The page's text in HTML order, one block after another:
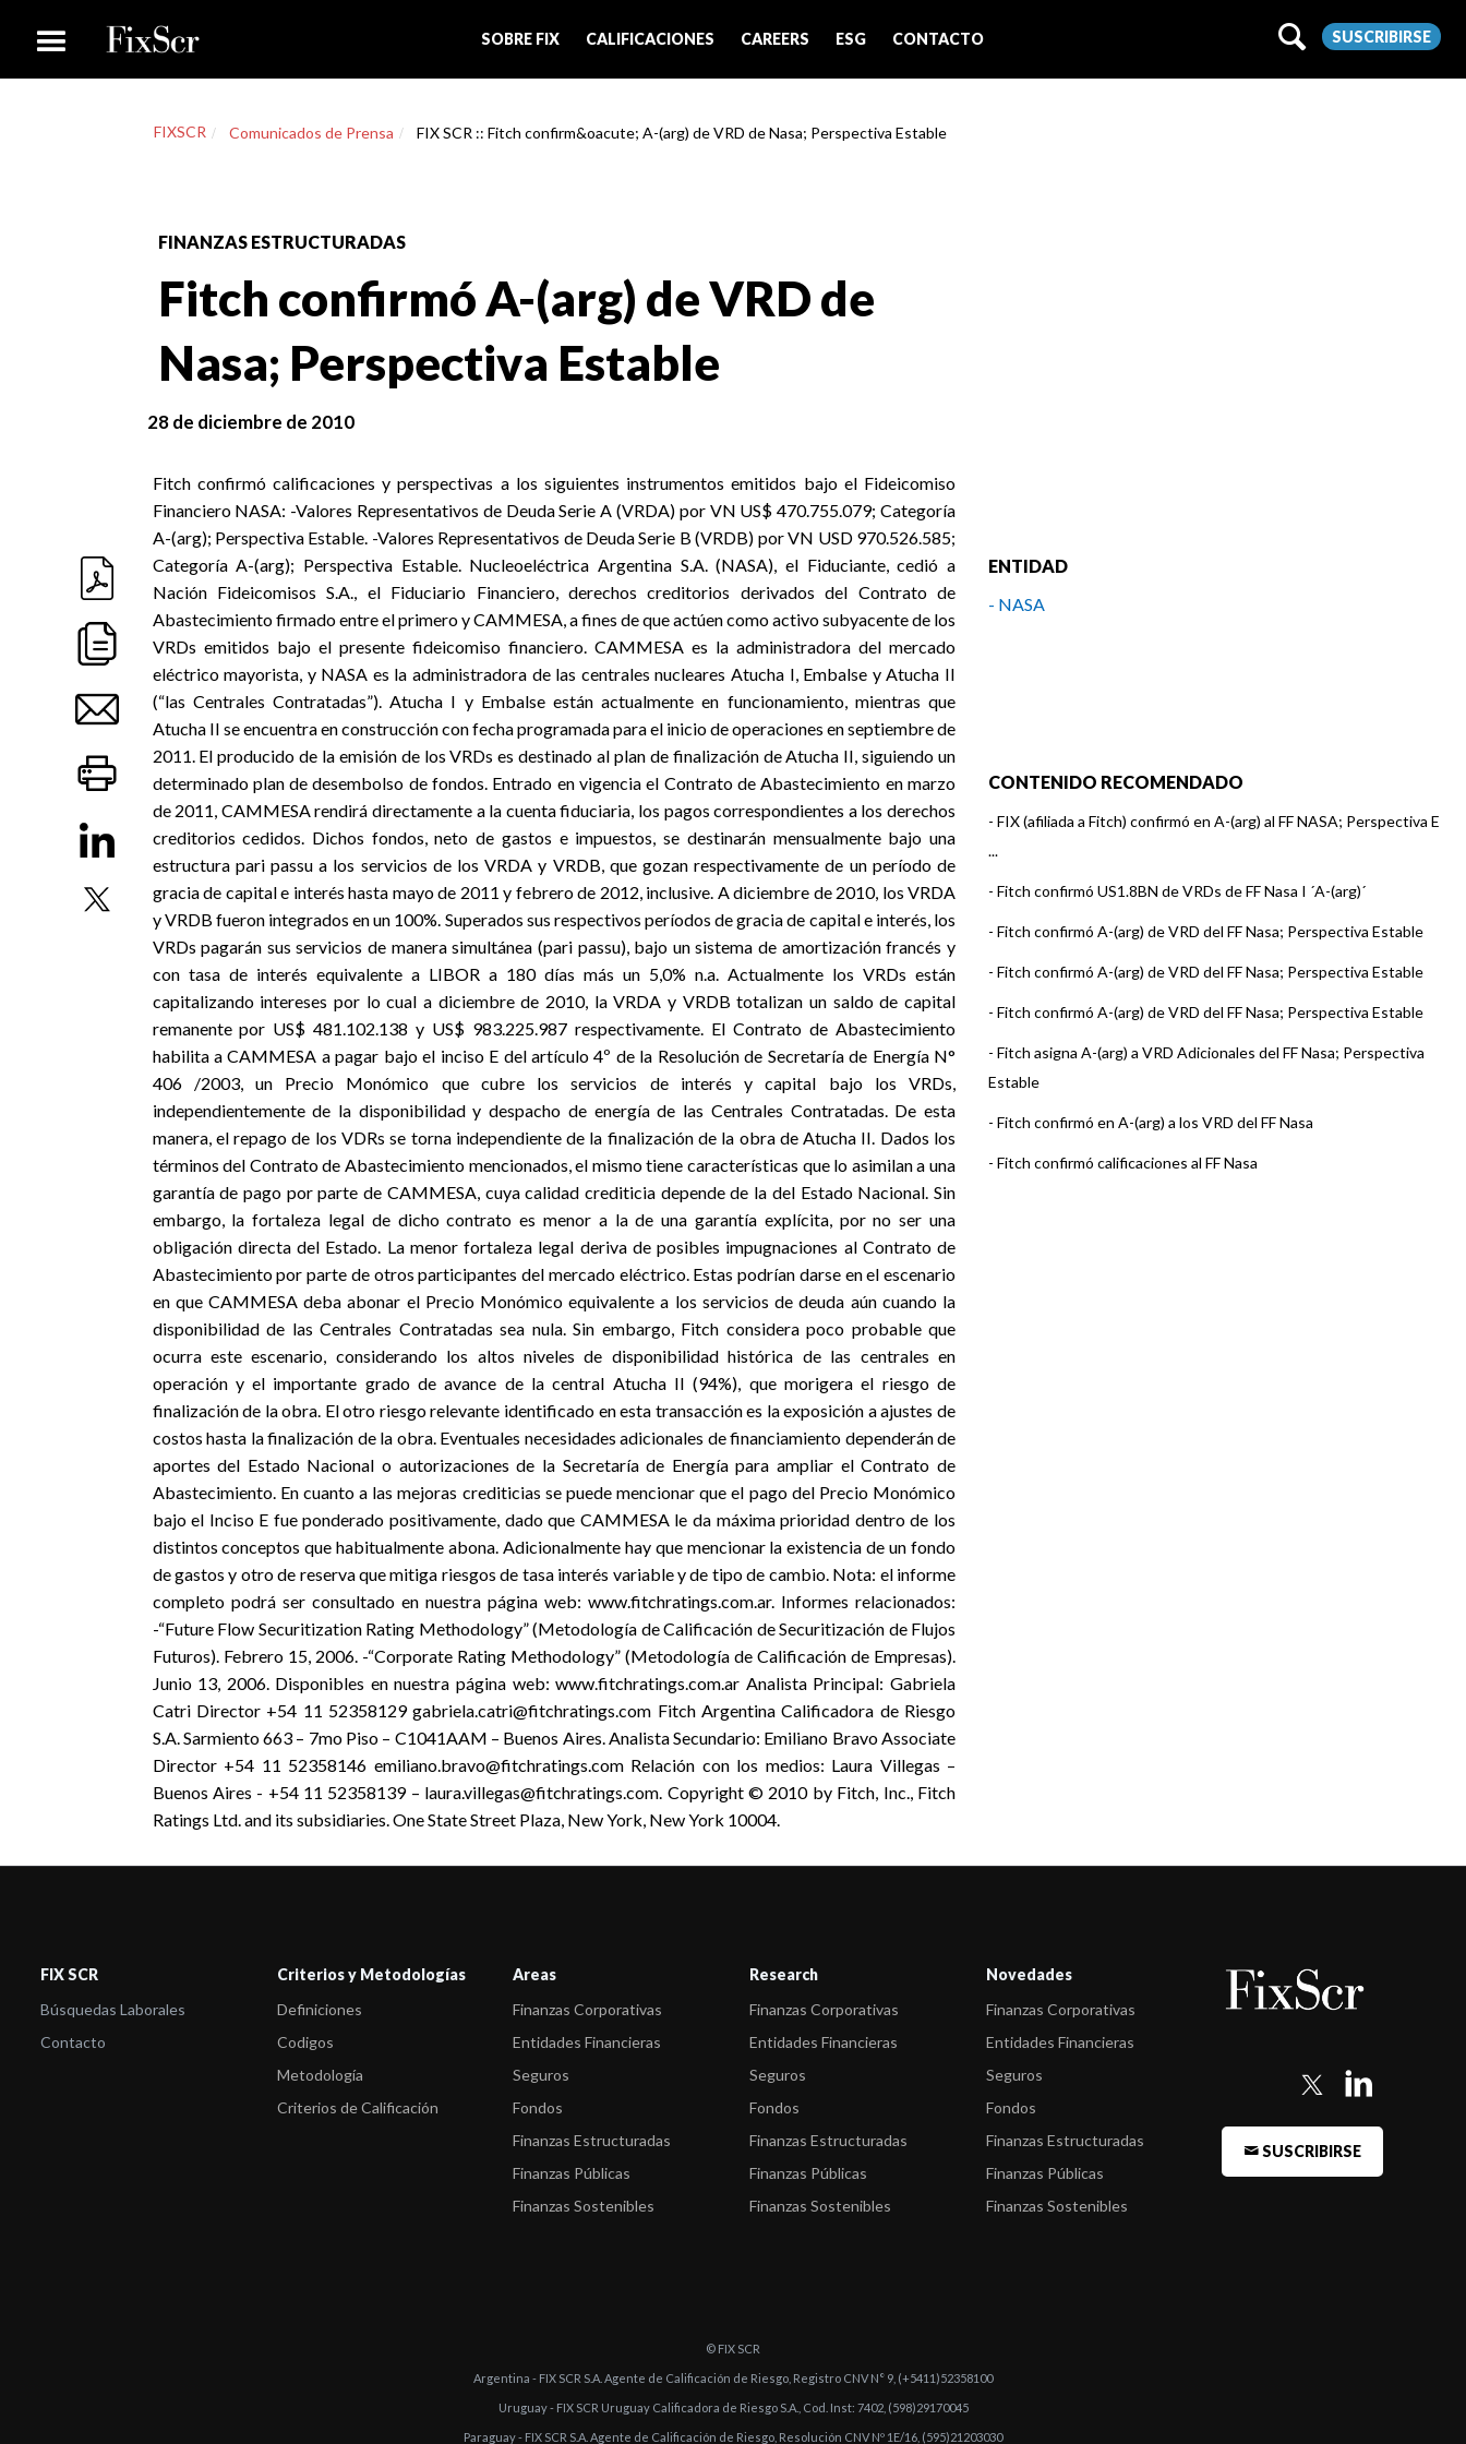
SOBRE FIX CALIFICACIONES CAREERS ESG CONTACTO SUSCRIBIRSE
FIXSCR Comunicados de Prensa FIX SCR :: Fitch confirm&oacute; A-(arg) de VRD de Nasa; Perspectiva Estable
FINANZAS ESTRUCTURADAS
Fitch confirmó A-(arg) de VRD de
Nasa; Perspectiva Estable
28 de diciembre de 2010
Fitch confirmó calificaciones y perspectivas a los siguientes instrumentos emitidos bajo el Fideicomiso
Financiero NASA: -Valores Representativos de Deuda Serie A (VRDA) por VN US$ 470.755.079; Categoría
A-(arg); Perspectiva Estable. -Valores Representativos de Deuda Serie B (VRDB) por VN USD 970.526.585;
Categoría A-(arg); Perspectiva Estable. Nucleoeléctrica Argentina S.A. (NASA), el Fiduciante, cedió a
Nación Fideicomisos S.A., el Fiduciario Financiero, derechos creditorios derivados del Contrato de
Abastecimiento firmado entre el primero y CAMMESA, a fines de que actúen como activo subyacente de los
VRDs emitidos bajo el presente fideicomiso financiero. CAMMESA es la administradora del mercado
eléctrico mayorista, y NASA es la administradora de las centrales nucleares Atucha I, Embalse y Atucha II
(“las Centrales Contratadas”). Atucha I y Embalse están actualmente en funcionamiento, mientras que
Atucha II se encuentra en construcción con fecha programada para el inicio de operaciones en septiembre de
2011. El producido de la emisión de los VRDs es destinado al plan de finalización de Atucha II, siguiendo un
determinado plan de desembolso de fondos. Entrado en vigencia el Contrato de Abastecimiento en marzo
de 2011, CAMMESA rendirá directamente a la cuenta fiduciaria, los pagos correspondientes a los derechos
creditorios cedidos. Dichos fondos, neto de gastos e impuestos, se destinarán mensualmente bajo una
estructura pari passu a los servicios de los VRDA y VRDB, que gozan respectivamente de un período de
gracia de capital e interés hasta mayo de 2011 y febrero de 2012, inclusive. A diciembre de 2010, los VRDA
y VRDB fueron integrados en un 100%. Superados sus respectivos períodos de gracia de capital e interés, los
VRDs pagarán sus servicios de manera simultánea (pari passu), bajo un sistema de amortización francés y
con tasa de interés equivalente a LIBOR a 180 días más un 5,0% n.a. Actualmente los VRDs están
capitalizando intereses por lo cual a diciembre de 2010, la VRDA y VRDB totalizan un saldo de capital
remanente por US$ 481.102.138 y US$ 983.225.987 respectivamente. El Contrato de Abastecimiento
habilita a CAMMESA a pagar bajo el inciso E del artículo 4º de la Resolución de Secretaría de Energía N°
406 /2003, un Precio Monómico que cubre los servicios de interés y capital bajo los VRDs,
independientemente de la disponibilidad y despacho de energía de las Centrales Contratadas. De esta
manera, el repago de los VDRs se torna independiente de la finalización de la obra de Atucha II. Dados los
términos del Contrato de Abastecimiento mencionados, el mismo tiene características que lo asimilan a una
garantía de pago por parte de CAMMESA, cuya calidad crediticia depende de la del Estado Nacional. Sin
embargo, la fortaleza legal de dicho contrato es menor a la de una garantía explícita, por no ser una
obligación directa del Estado. La menor fortaleza legal deriva de posibles impugnaciones al Contrato de
Abastecimiento por parte de otros participantes del mercado eléctrico. Estas podrían darse en el escenario
en que CAMMESA deba abonar el Precio Monómico equivalente a los servicios de deuda aún cuando la
disponibilidad de las Centrales Contratadas sea nula. Sin embargo, Fitch considera poco probable que
ocurra este escenario, considerando los altos niveles de disponibilidad histórica de las centrales en
operación y el importante grado de avance de la central Atucha II (94%), que morigera el riesgo de
finalización de la obra. El otro riesgo relevante identificado en esta transacción es la exposición a ajustes de
costos hasta la finalización de la obra. Eventuales necesidades adicionales de financiamiento dependerán de
aportes del Estado Nacional o autorizaciones de la Secretaría de Energía para ampliar el Contrato de
Abastecimiento. En cuanto a las mejoras crediticias se puede mencionar que el pago del Precio Monómico
bajo el Inciso E fue ponderado positivamente, dado que CAMMESA le da máxima prioridad dentro de los
distintos conceptos que habitualmente abona. Adicionalmente hay que mencionar la existencia de un fondo
de gastos y otro de reserva que mitiga riesgos de tasa interés variable y de tipo de cambio. Nota: el informe
completo podrá ser consultado en nuestra página web: www.fitchratings.com.ar. Informes relacionados:
-“Future Flow Securitization Rating Methodology” (Metodología de Calificación de Securitización de Flujos
Futuros). Febrero 15, 2006. -“Corporate Rating Methodology” (Metodología de Calificación de Empresas).
Junio 13, 2006. Disponibles en nuestra página web: www.fitchratings.com.ar Analista Principal: Gabriela
Catri Director +54 11 52358129 gabriela.catri@fitchratings.com Fitch Argentina Calificadora de Riesgo
S.A. Sarmiento 663 – 7mo Piso – C1041AAM – Buenos Aires. Analista Secundario: Emiliano Bravo Associate
Director +54 11 52358146 emiliano.bravo@fitchratings.com Relación con los medios: Laura Villegas –
Buenos Aires - +54 11 52358139 – laura.villegas@fitchratings.com. Copyright © 2010 by Fitch, Inc., Fitch
Ratings Ltd. and its subsidiaries. One State Street Plaza, New York, New York 10004.
ENTIDAD
- NASA
CONTENIDO RECOMENDADO
- FIX (afiliada a Fitch) confirmó en A-(arg) al FF NASA; Perspectiva E
...
- Fitch confirmó US1.8BN de VRDs de FF Nasa I ´A-(arg)´
- Fitch confirmó A-(arg) de VRD del FF Nasa; Perspectiva Estable
- Fitch confirmó A-(arg) de VRD del FF Nasa; Perspectiva Estable
- Fitch confirmó A-(arg) de VRD del FF Nasa; Perspectiva Estable
- Fitch asigna A-(arg) a VRD Adicionales del FF Nasa; Perspectiva
Estable
- Fitch confirmó en A-(arg) a los VRD del FF Nasa
- Fitch confirmó calificaciones al FF Nasa
FIX SCR
Búsquedas Laborales
Contacto
Criterios y Metodologías
Definiciones
Codigos
Metodología
Criterios de Calificación
Areas
Finanzas Corporativas
Entidades Financieras
Seguros
Fondos
Finanzas Estructuradas
Finanzas Públicas
Finanzas Sostenibles
Research
Finanzas Corporativas
Entidades Financieras
Seguros
Fondos
Finanzas Estructuradas
Finanzas Públicas
Finanzas Sostenibles
Novedades
Finanzas Corporativas
Entidades Financieras
Seguros
Fondos
Finanzas Estructuradas
Finanzas Públicas
Finanzas Sostenibles
SUSCRIBIRSE
© FIX SCR
Argentina - FIX SCR S.A. Agente de Calificación de Riesgo, Registro CNV N° 9, (+5411)52358100
Uruguay - FIX SCR Uruguay Calificadora de Riesgo S.A., Cod. Inst: 7402, (598)29170045
Paraguay - FIX SCR S.A. Agente de Calificación de Riesgo, Resolución CNV Nº 1E/16, (595)21203030